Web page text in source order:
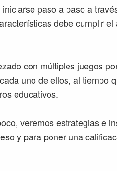
paso a paso a
debe cumplir
con múltiples juegos
uno de ellos, al tiempo
educativos.
veremos estrategias e
y para poner una